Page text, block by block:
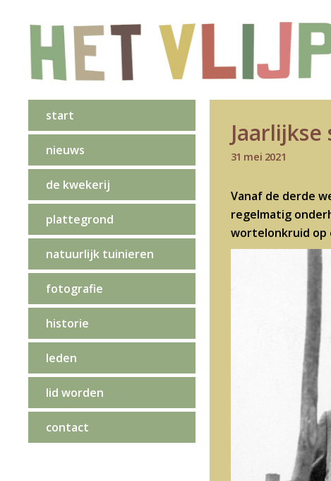
start
nieuws
de kwekerij
plattegrond
natuurlijk tuinieren
fotografie
historie
leden
lid worden
contact
31 mei 2021
Vanaf de derde
regelmatig
wortelonkruid op